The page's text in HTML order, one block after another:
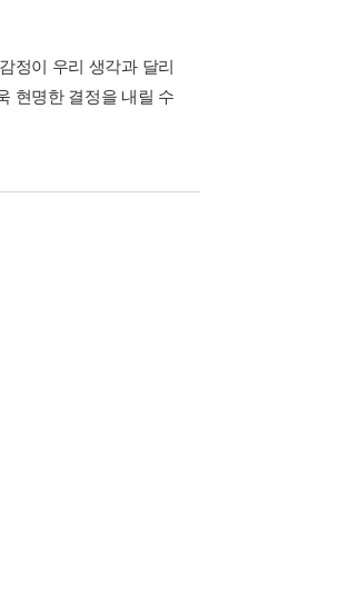
정이 우리 생각과 달리
현명한 결정을 내릴 수